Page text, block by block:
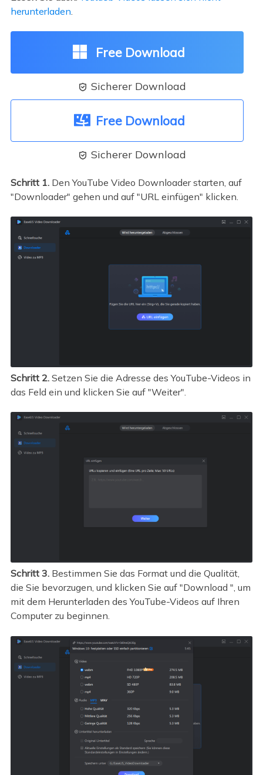
herunterladen
Free Download
 Sicherer Download
Free Download
 Sicherer Download
Schritt 1. Den YouTube Video Downloader starten, auf
"Downloader" gehen und auf "URL einfügen" klicken.
Schritt 2. Setzen Sie die Adresse des YouTube-Videos in
das Feld ein und klicken Sie auf "Weiter".
Schritt 3. Bestimmen Sie das Format und die Qualität,
die Sie bevorzugen, und klicken Sie auf "Download ", um
mit dem Herunterladen des YouTube-Videos auf Ihren
Computer zu beginnen.